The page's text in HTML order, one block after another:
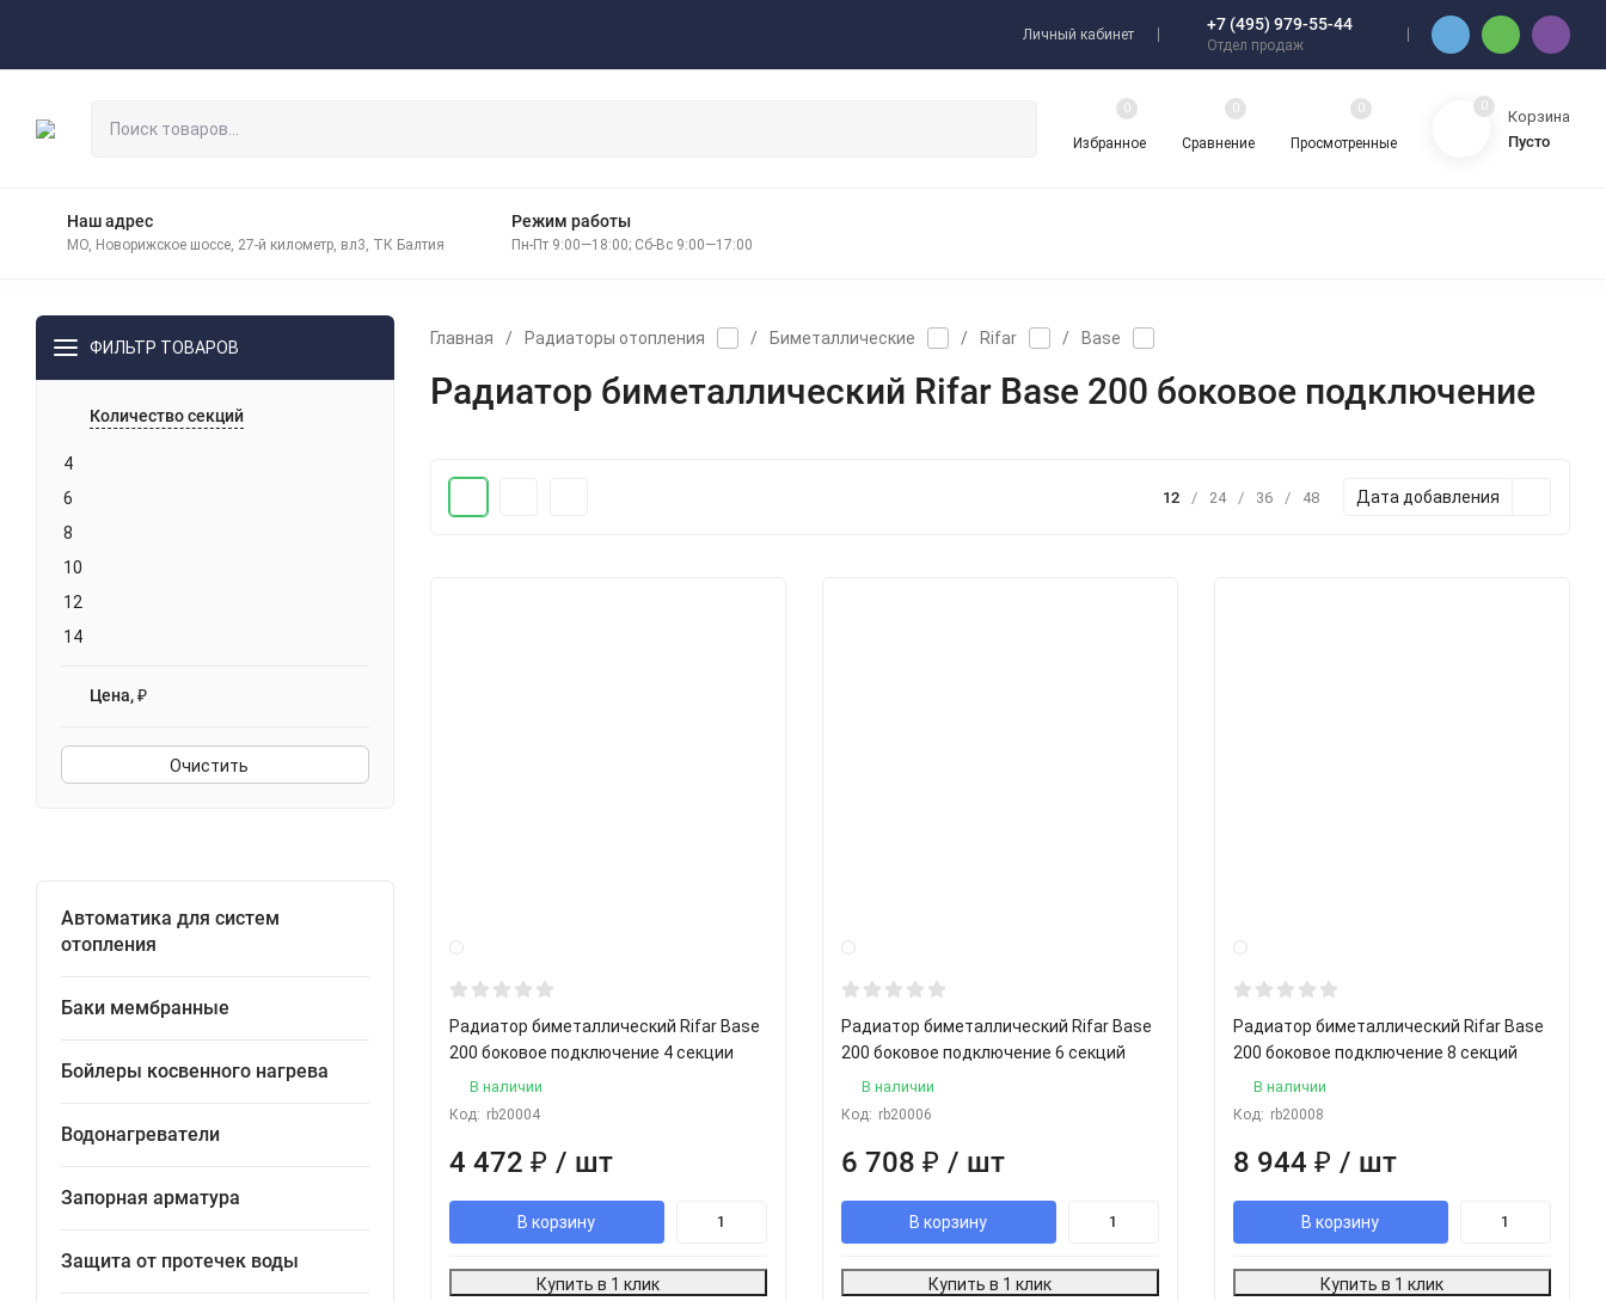
Личный кабинет
+7 (495) 979-55-44
Отдел продаж
Избранное
0
Сравнение
0
Просмотренные
0 0
Корзина
Пусто
Наш адрес
МО, Новорижское шоссе, 27-й километр, вл3, ТК Балтия
Режим работы
Пн-Пт 9:00—18:00; Сб-Вс 9:00—17:00
ФИЛЬТР ТОВАРОВ
Количество секций
4
6
8
10
12
14
Цена, ₽
Очистить
Автоматика для систем
отопления
Баки мембранные
Бойлеры косвенного нагрева
Водонагреватели
Запорная арматура
Защита от протечек воды
Главная / Радиаторы отопления / Биметаллические / Rifar / Base
Радиатор биметаллический Rifar Base 200 боковое подключение
12 / 24 / 36 / 48 Дата добавления
Радиатор биметаллический Rifar Base
200 боковое подключение 4 секции
В наличии
Код: rb20004
4 472 ₽ / шт
В корзину
Купить в 1 клик
Радиатор биметаллический Rifar Base
200 боковое подключение 6 секций
В наличии
Код: rb20006
6 708 ₽ / шт
В корзину
Купить в 1 клик
Радиатор биметаллический Rifar Base
200 боковое подключение 8 секций
В наличии
Код: rb20008
8 944 ₽ / шт
В корзину
Купить в 1 клик